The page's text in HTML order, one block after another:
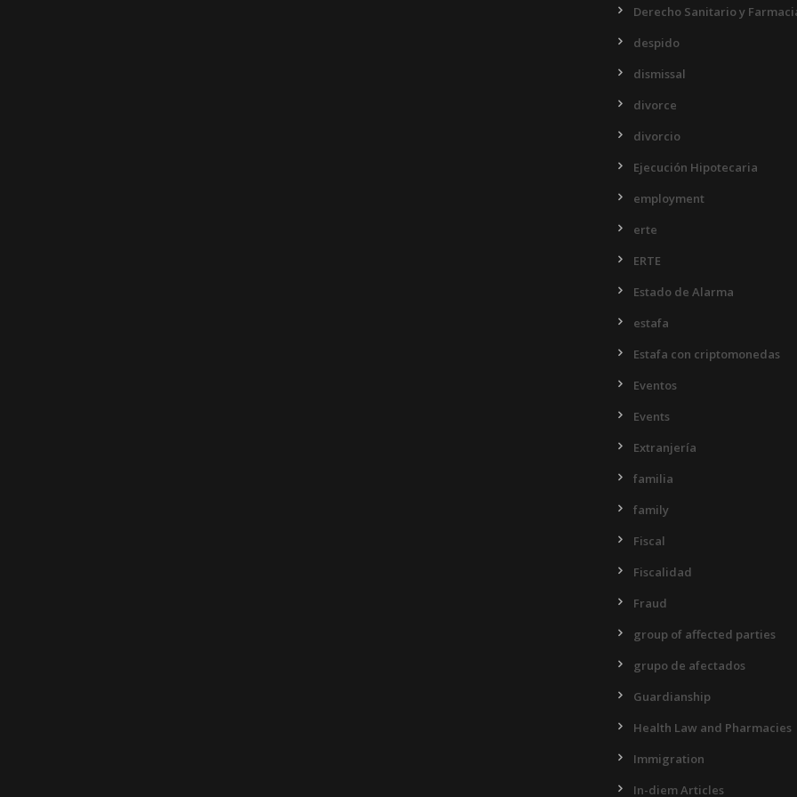
Derecho Sanitario y
despido
dismissal
divorce
divorcio
Ejecución Hipotecaria
employment
erte
ERTE
Estado de Alarma
estafa
Estafa con criptomonedas
Eventos
Events
Extranjería
familia
family
Fiscal
Fiscalidad
Fraud
group of affected parties
grupo de afectados
Guardianship
Health Law and Pharmacies
Immigration
In-diem Articles